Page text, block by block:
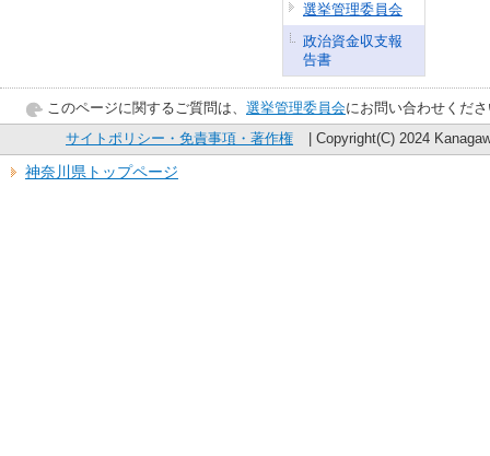
選挙管理委員会
政治資金収支報
告書
このページに関するご質問は、 選挙管理委員会にお問い合わせくだ
サイトポリシー・免責事項・著作権
| Copyright(C) 2024
神奈川県トップページ